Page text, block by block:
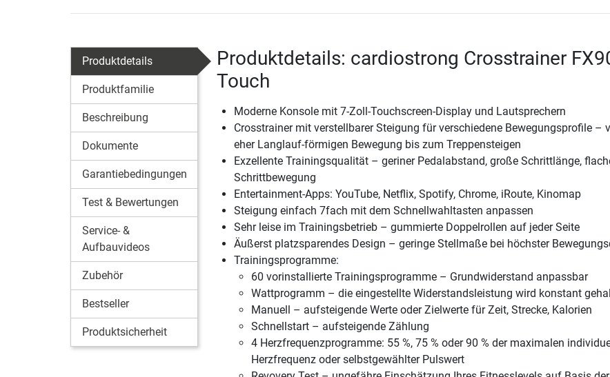
Produktdetails
Produktfamilie
Beschreibung
Dokumente
Garantiebedingungen
Test & Bewertungen
Service- &
Aufbauvideos
Zubehör
Bestseller
Produktsicherheit
Produktdetails: cardiostrong Crosstrainer
Touch
Moderne Konsole mit 7-Zoll-Touchscreen-Display und Lautsprechern
Crosstrainer mit verstellbarer Steigung für verschiedene Bewegungsprofile –
eher Langlauf-förmigen Bewegung bis zum Treppensteigen
Exzellente Trainingsqualität – geriner Pedalabstand, große Schrittlänge,
Schrittbewegung
Entertainment-Apps: YouTube, Netflix, Spotify, Chrome, iRoute, Kinomap
Steigung einfach 7fach mit dem Schnellwahltasten anpassen
Sehr leise im Trainingsbetrieb – gummierte Doppelrollen auf jeder Seite
Äußerst platzsparendes Design – geringe Stellmaße bei höchster
Trainingsprogramme:
60 vorinstallierte Trainingsprogramme – Grundwiderstand anpassbar
Wattprogramm – die eingestellte Widerstandsleistung wird konstant
Manuell – aufsteigende Werte oder Zielwerte für Zeit, Strecke, Kalorien
Schnellstart – aufsteigende Zählung
4 Herzfrequenzprogramme: 55 %, 75 % oder 90 % der maximalen
Herzfrequenz oder selbstgewählter Pulswert